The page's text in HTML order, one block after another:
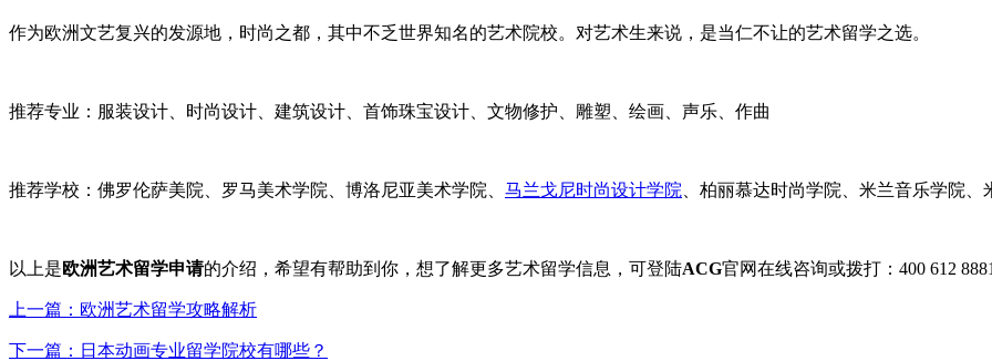
作为欧洲文艺复兴的发源地，时尚之都，其中不乏世界知名的艺术院校。对艺术生来说，是当仁不让的艺术留学之选。
推荐专业：服装设计、时尚设计、建筑设计、首饰珠宝设计、文物修护、雕塑、绘画、声乐、作曲
推荐学校：佛罗伦萨美院、罗马美术学院、博洛尼亚美术学院、 马兰戈尼时尚设计学院 、柏丽慕达时尚学院、米兰音乐学院
以上是欧洲艺术留学申请的介绍，希望有帮助到你，想了解更多艺术留学信息，可登陆ACG官网在线咨询或拨打：400 612
上一篇：欧洲艺术留学攻略解析
下一篇：日本动画专业留学院校有哪些？